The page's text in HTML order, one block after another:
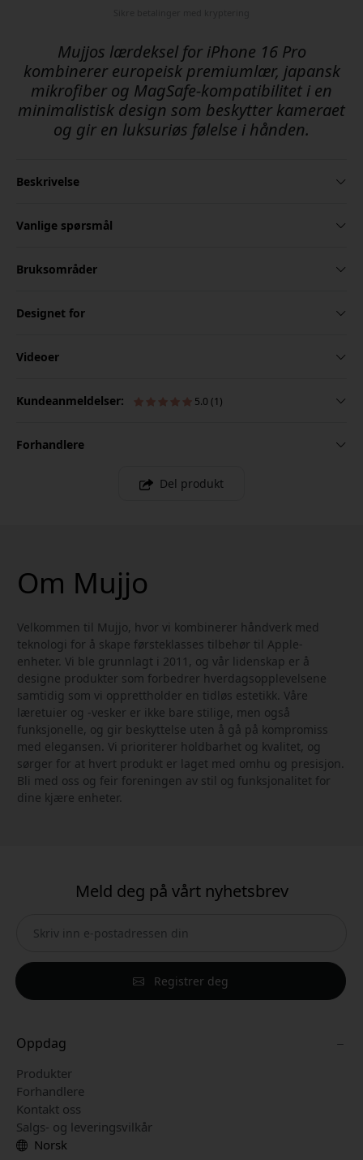
Mujjos lærdeksel for iPhone 16 Pro
kombinerer europeisk premiumlær, japansk
mikrofiber og MagSafe-kompatibilitet i en
minimalistisk design som beskytter kameraet
og gir en luksuriøs følelse i hånden.
Beskrivelse
Vanlige spørsmål
Bruksområder
Designet for
Videoer
Kundeanmeldelser: 5.0 (1)
Forhandlere
Del produkt
Om Mujjo
Velkommen til Mujjo, hvor vi kombinerer håndverk med
teknologi for å skape førsteklasses tilbehør til Apple-
enheter. Vi ble grunnlagt i 2011, og vår lidenskap er å
designe produkter som forbedrer hverdagsopplevelsene
samtidig som vi opprettholder en tidløs estetikk. Våre
læretuier og -vesker er ikke bare stilige, men også
funksjonelle, og gir beskyttelse uten å gå på kompromiss
med elegansen. Vi prioriterer holdbarhet og kvalitet, og
sørger for at hvert produkt er laget med omhu og presisjon.
Bli med oss og feir foreningen av stil og funksjonalitet for
dine kjære enheter.
Meld deg på vårt nyhetsbrev
Registrer deg
Oppdag
Produkter
Forhandlere
Kontakt oss
Salgs- og leveringsvilkår
Norsk